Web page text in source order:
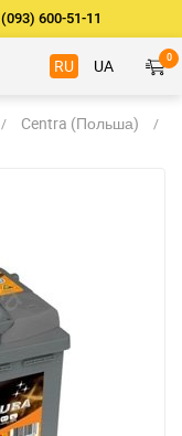
(093) 600-51-11
RU UA 0
Centra (Польша)